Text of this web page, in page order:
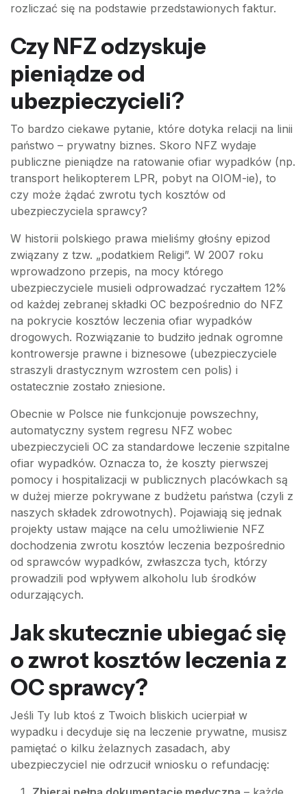
rozliczać się na podstawie przedstawionych faktur.
Czy NFZ odzyskuje
pieniądze od
ubezpieczycieli?
To bardzo ciekawe pytanie, które dotyka relacji na linii
państwo – prywatny biznes. Skoro NFZ wydaje
publiczne pieniądze na ratowanie ofiar wypadków (np.
transport helikopterem LPR, pobyt na OIOM-ie), to
czy może żądać zwrotu tych kosztów od
ubezpieczyciela sprawcy?
W historii polskiego prawa mieliśmy głośny epizod
związany z tzw. „podatkiem Religi”. W 2007 roku
wprowadzono przepis, na mocy którego
ubezpieczyciele musieli odprowadzać ryczałtem 12%
od każdej zebranej składki OC bezpośrednio do NFZ
na pokrycie kosztów leczenia ofiar wypadków
drogowych. Rozwiązanie to budziło jednak ogromne
kontrowersje prawne i biznesowe (ubezpieczyciele
straszyli drastycznym wzrostem cen polis) i
ostatecznie zostało zniesione.
Obecnie w Polsce nie funkcjonuje powszechny,
automatyczny system regresu NFZ wobec
ubezpieczycieli OC za standardowe leczenie szpitalne
ofiar wypadków. Oznacza to, że koszty pierwszej
pomocy i hospitalizacji w publicznych placówkach są
w dużej mierze pokrywane z budżetu państwa (czyli z
naszych składek zdrowotnych). Pojawiają się jednak
projekty ustaw mające na celu umożliwienie NFZ
dochodzenia zwrotu kosztów leczenia bezpośrednio
od sprawców wypadków, zwłaszcza tych, którzy
prowadzili pod wpływem alkoholu lub środków
odurzających.
Jak skutecznie ubiegać się
o zwrot kosztów leczenia z
OC sprawcy?
Jeśli Ty lub ktoś z Twoich bliskich ucierpiał w
wypadku i decyduje się na leczenie prywatne, musisz
pamiętać o kilku żelaznych zasadach, aby
ubezpieczyciel nie odrzucił wniosku o refundację: